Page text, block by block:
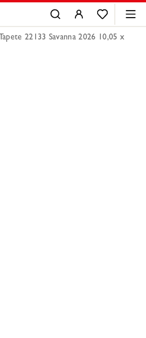
Tapete 22133 Savanna 2026 10,05 x